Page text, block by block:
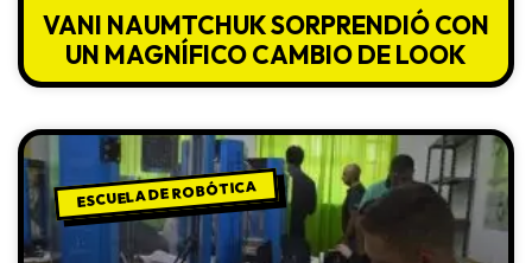
VANI NAUMTCHUK SORPRENDIÓ CON
UN MAGNÍFICO CAMBIO DE LOOK
ESCUELA DE ROBÓTICA